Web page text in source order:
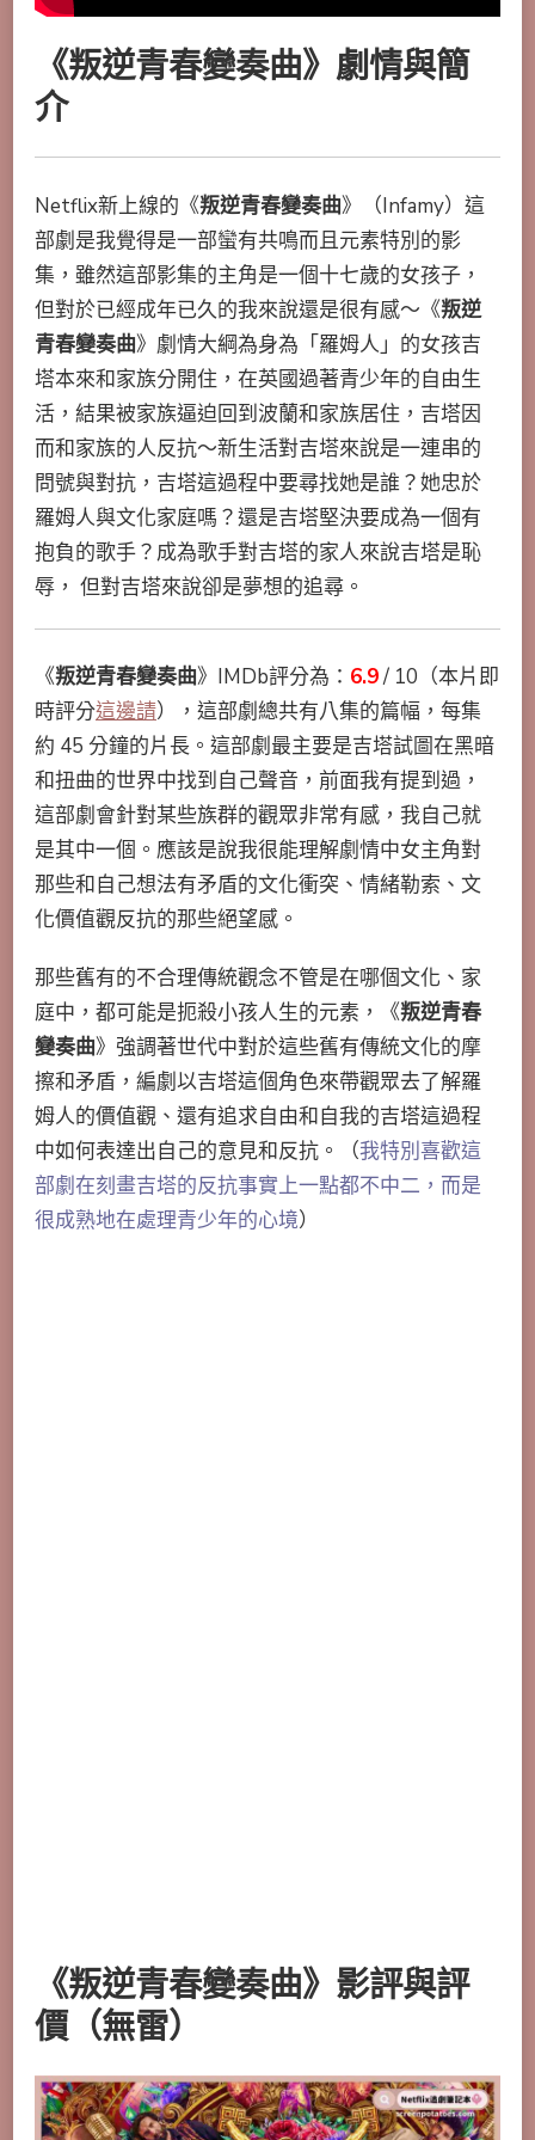
《叛逆青春變奏曲》劇情與簡
介
Netflix新上線的《叛逆青春變奏曲》（Infamy）這
部劇是我覺得是一部蠻有共鳴而且元素特別的影
集，雖然這部影集的主角是一個十七歲的女孩子，
但對於已經成年已久的我來說還是很有感～《叛逆
青春變奏曲》劇情大綱為身為「羅姆人」的女孩吉
塔本來和家族分開住，在英國過著青少年的自由生
活，結果被家族逼迫回到波蘭和家族居住，吉塔因
而和家族的人反抗～新生活對吉塔來說是一連串的
問號與對抗，吉塔這過程中要尋找她是誰？她忠於
羅姆人與文化家庭嗎？還是吉塔堅決要成為一個有
抱負的歌手？成為歌手對吉塔的家人來說吉塔是恥
辱， 但對吉塔來說卻是夢想的追尋。
《叛逆青春變奏曲》IMDb評分為： 6.9/ 10（本片即
時評分這邊請），這部劇總共有八集的篇幅，每集
約 45 分鐘的片長。這部劇最主要是吉塔試圖在黑暗
和扭曲的世界中找到自己聲音，前面我有提到過，
這部劇會針對某些族群的觀眾非常有感，我自己就
是其中一個。應該是說我很能理解劇情中女主角對
那些和自己想法有矛盾的文化衝突、情緒勒索、文
化價值觀反抗的那些絕望感。
那些舊有的不合理傳統觀念不管是在哪個文化、家
庭中，都可能是扼殺小孩人生的元素，《叛逆青春
變奏曲》強調著世代中對於這些舊有傳統文化的摩
擦和矛盾，編劇以吉塔這個角色來帶觀眾去了解羅
姆人的價值觀、還有追求自由和自我的吉塔這過程
中如何表達出自己的意見和反抗。（我特別喜歡這
部劇在刻畫吉塔的反抗事實上一點都不中二，而是
很成熟地在處理青少年的心境）
《叛逆青春變奏曲》影評與評
價（無雷）